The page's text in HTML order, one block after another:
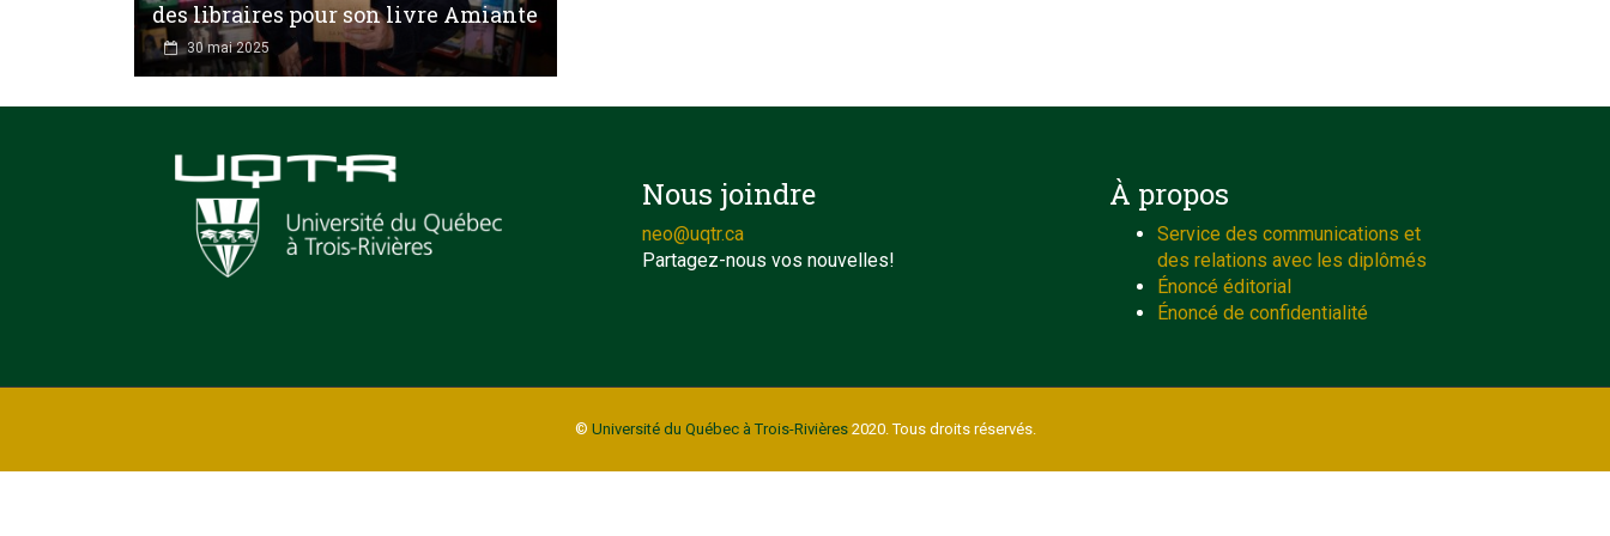
des libraires pour son livre Amiante
30 mai 2025
Nous joindre
neo@uqtr.ca
Partagez-nous vos nouvelles!
À propos
Service des communications et
des relations avec les diplômés
Énoncé éditorial
Énoncé de confidentialité
© Université du Québec à Trois-Rivières2020. Tous droits réservés.